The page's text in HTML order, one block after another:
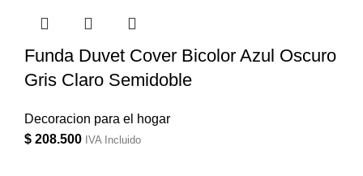
Funda Duvet Cover Bicolor Azul Oscuro
Gris Claro Semidoble
Decoracion para el hogar
$ 208.500 IVA Incluido